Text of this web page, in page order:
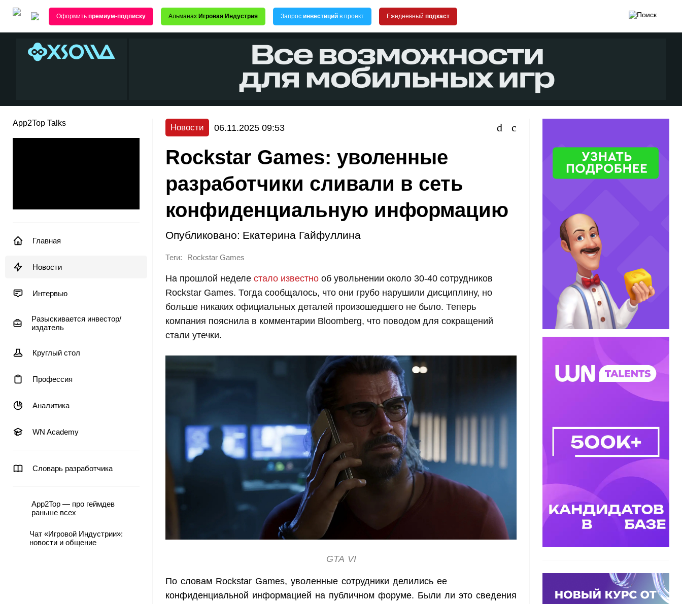
Оформить премиум-подписку Альманах Игровая Индустрия Запрос инвестиций в проект Ежедневный подкаст
App2Top Talks
Главная
Новости
Интервью
Разыскивается инвестор/
издатель
Круглый стол
Профессия
Аналитика
WN Academy
Словарь разработчика
App2Top — про геймдев
раньше всех
Чат «Игровой Индустрии»:
новости и общение
Новости 06.11.2025 09:53
Rockstar Games: уволенные
разработчики сливали в сеть
конфиденциальную информацию
Опубликовано: Екатерина Гайфуллина
Теги: Rockstar Games
На прошлой неделе стало известно об увольнении около 30-40 сотрудников
Rockstar Games. Тогда сообщалось, что они грубо нарушили дисциплину, но
больше никаких официальных деталей произошедшего не было. Теперь
компания пояснила в комментарии Bloomberg, что поводом для сокращений
стали утечки.
GTA VI
По словам Rockstar Games, уволенные сотрудники делились ее
конфиденциальной информацией на публичном форуме. Были ли это сведения